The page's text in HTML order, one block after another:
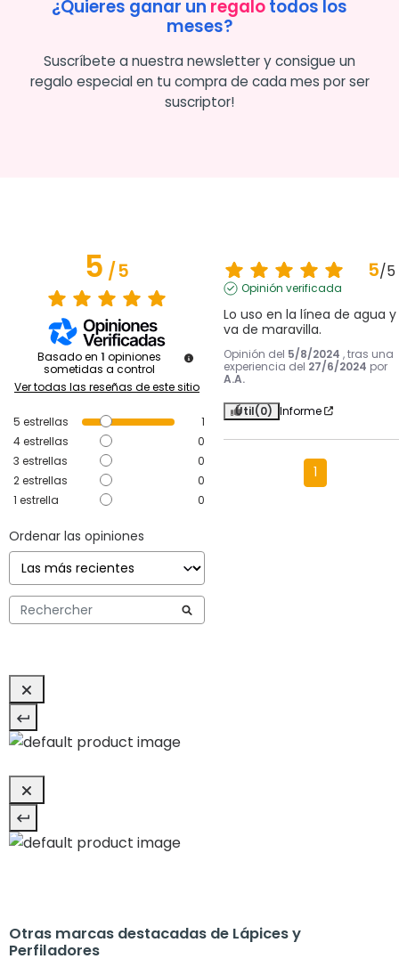
¿Quieres ganar un regalotodos los
meses?
Suscríbete a nuestra newsletter y consigue un
regalo especial en tu compra de cada mes por ser
suscriptor!
5/5
Basado en 1 opiniones
sometidas a control
Ver todas las reseñas de este sitio
5 estrellas
1
4estrellas
0
3 estrellas
0
2estrellas
0
1 estrella 0
Ordenar las opiniones
5/5
Opinión verificada
Lo uso en la línea de agua y
va de maravilla.
Opinión del 5/8/2024 , tras una
experiencia del 27/6/2024 por
A.A.
Útil(0) Informe
1
Otras marcas destacadas de Lápices y
Perfiladores